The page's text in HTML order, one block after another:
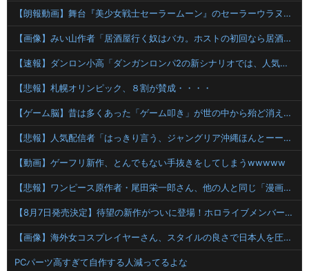
【朗報動画】舞台『美少女戦士セーラームーン』のセーラーウラヌス←くっそかわいいと話題にｗｗｗ 【Pickup06071958】
【画像】みい山作者「居酒屋行く奴はバカ。ホストの初回なら居酒屋より安く飲めてイケメンにチヤホヤされる」
【速報】ダンロン小高「ダンガンロンパ2の新シナリオでは、人気キャラも殺していきますw」
【悲報】札幌オリンピック、８割が賛成・・・・
【ゲーム脳】昔は多くあった「ゲーム叩き」が世の中から殆ど消えてしまった理由wwwwwwwwwwwwww
【悲報】人気配信者「はっきり言う、ジャングリア沖縄ほんとーーーーーーーーにおもんない！！！！」→炎上
【動画】ゲーフリ新作、とんでもない手抜きをしてしまうwwwww
【悲報】ワンピース原作者・尾田栄一郎さん、他の人と同じ「漫画家」という肩書きに不満
【8月7日発売決定】待望の新作がついに登場！ホロライブメンバーたちが熱い戦いを繰り広げる『ホロライブファンタジーバトル』のゲームPVが公開！Nintendo SwitchとSteam
【画像】海外女コスプレイヤーさん、スタイルの良さで日本人を圧倒してしまう 【Pickup06072001】
PCパーツ高すぎて自作する人減ってるよな